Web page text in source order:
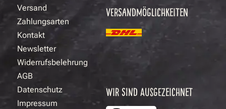
Versand
Zahlungsarten
Kontakt
Newsletter
Widerrufsbelehrung
AGB
Datenschutz
Impressum
VERSANDMÖGLICHKEITEN
WIR SIND AUSGEZEICHNET